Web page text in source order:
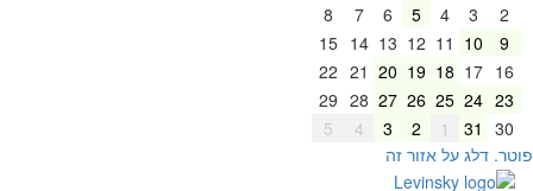
2
3
4
5
6
7
8
9
10
11
12
13
14
15
16
17
18
19
20
21
22
23
24
25
26
27
28
29
30
31
2
3
4
5
דלג על אזור זה